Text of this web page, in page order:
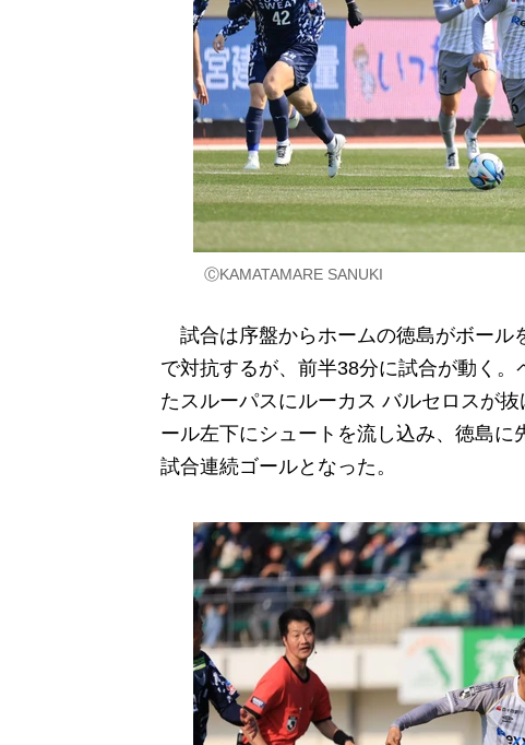
ⒸKAMATAMARE SANUKI
試合は序盤からホームの徳島がボール
で対抗するが、前半38分に試合が動く
たスルーパスにルーカス バルセロスが
ール左下にシュートを流し込み、徳島
試合連続ゴールとなった。